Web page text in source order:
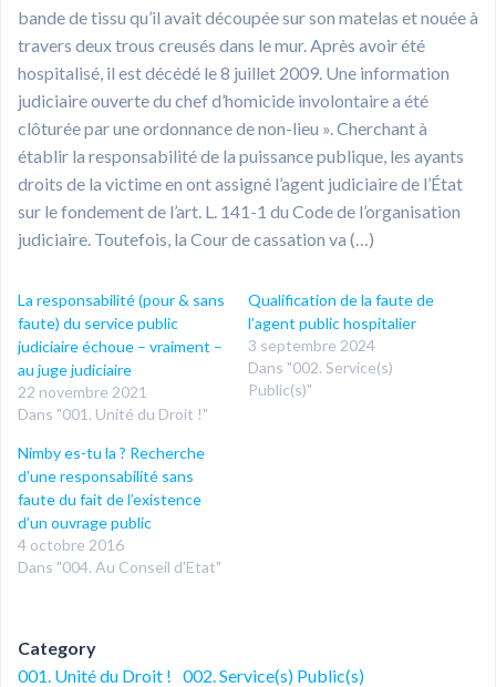
bande de tissu qu’il avait découpée sur son matelas et nouée à
travers deux trous creusés dans le mur. Après avoir été
hospitalisé, il est décédé le 8 juillet 2009. Une information
judiciaire ouverte du chef d’homicide involontaire a été
clôturée par une ordonnance de non-lieu ». Cherchant à
établir la responsabilité de la puissance publique, les ayants
droits de la victime en ont assigné l’agent judiciaire de l’État
sur le fondement de l’art. L. 141-1 du Code de l’organisation
judiciaire. Toutefois, la Cour de cassation va (…)
La responsabilité (pour & sans
faute) du service public
judiciaire échoue – vraiment –
au juge judiciaire
22 novembre 2021
Dans "001. Unité du Droit !"
Qualification de la faute de
l’agent public hospitalier
3 septembre 2024
Dans "002. Service(s)
Public(s)"
Nimby es-tu la ? Recherche
d’une responsabilité sans
faute du fait de l’existence
d’un ouvrage public
4 octobre 2016
Dans "004. Au Conseil d'Etat"
Category
001. Unité du Droit ! 002. Service(s) Public(s)